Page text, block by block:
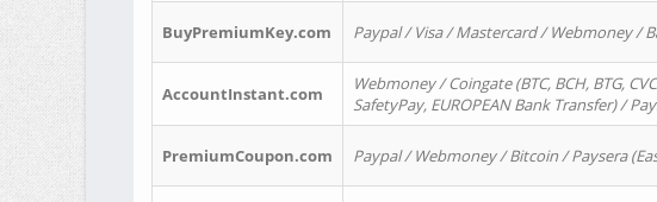
BuyPremiumKey.com Paypal / Visa / Mastercard / Webmoney /
AccountInstant.com
Webmoney / Coingate (BTC, BCH, BTG,
SafetyPay, EUROPEAN Bank Transfer) /
PremiumCoupon.com Paypal / Webmoney / Bitcoin / Paysera